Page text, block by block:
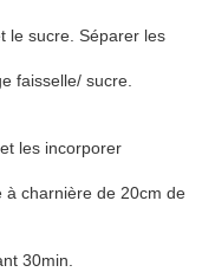
le sucre. Séparer les
faisselle/ sucre.
les incorporer
à charnière de 20cm de
30min.